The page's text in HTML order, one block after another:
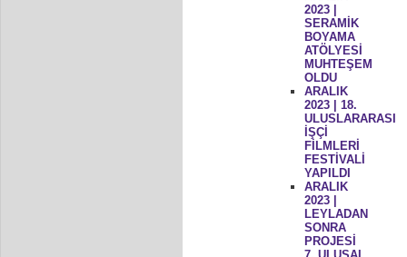
2023 |
SERAMİK
BOYAMA
ATÖLYESİ
MUHTEŞEM
OLDU
ARALIK
2023 | 18.
ULUSLARARASI
İŞÇİ
FİLMLERİ
FESTİVALİ
YAPILDI
ARALIK
2023 |
LEYLADAN
SONRA
PROJESİ